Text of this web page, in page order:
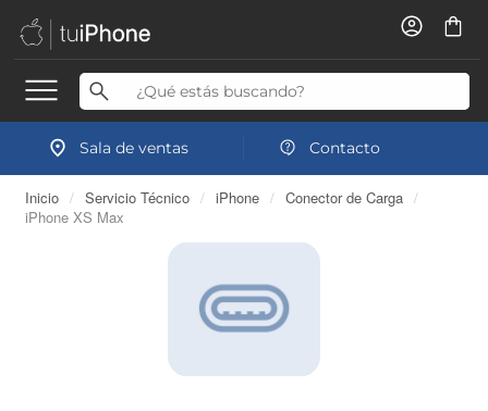
Sala de ventas Contacto
Inicio / Servicio Técnico / iPhone / Conector de Carga /
iPhone XS Max